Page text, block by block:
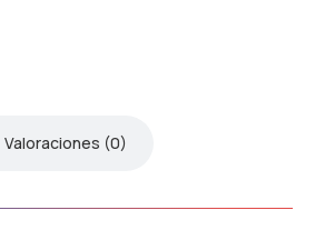
Valoraciones (0)